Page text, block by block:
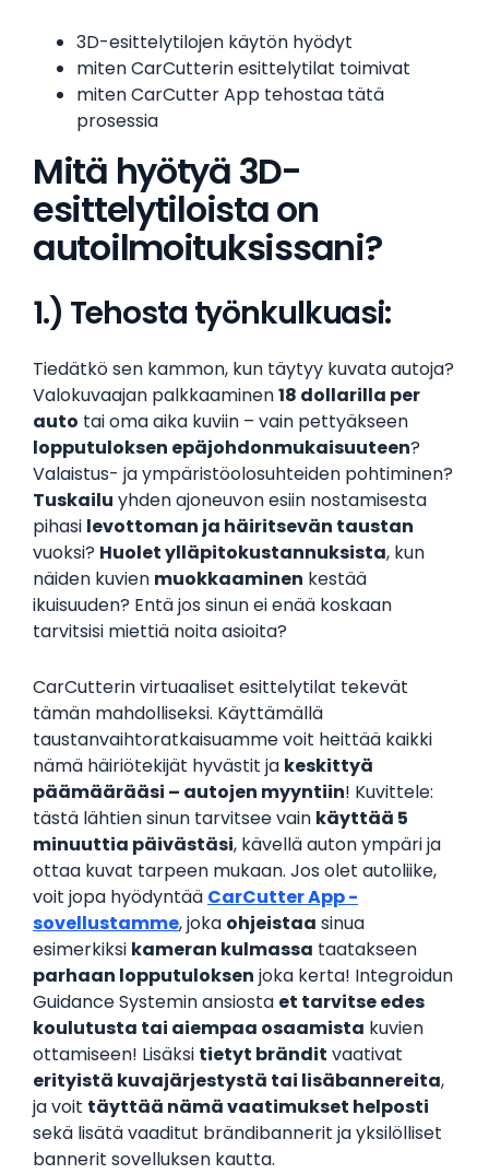
3D-esittelytilojen käytön hyödyt
miten CarCutterin esittelytilat toimivat
miten CarCutter App tehostaa tätä
prosessia
Mitä hyötyä 3D-
esittelytiloista on
autoilmoituksissani?
1.) Tehosta työnkulkuasi: ‍‍
Tiedätkö sen kammon, kun täytyy kuvata autoja?
Valokuvaajan palkkaaminen18 dollarilla per
auto tai oma aika kuviin – vain pettyäkseen
lopputuloksen epäjohdonmukaisuuteen?
Valaistus- ja ympäristöolosuhteiden pohtiminen?
Tuskailu yhden ajoneuvon esiin nostamisesta
pihasi levottoman ja häiritsevän taustan
vuoksi? Huolet ylläpitokustannuksista, kun
näiden kuvien muokkaaminen kestää
ikuisuuden? Entä jos sinun ei enää koskaan
tarvitsisi miettiä noita asioita?
CarCutterin virtuaaliset esittelytilat tekevät
tämän mahdolliseksi. Käyttämällä
taustanvaihtoratkaisuamme voit heittää kaikki
nämä häiriötekijät hyvästit ja keskittyä
päämäärääsi – autojen myyntiin! Kuvittele:
tästä lähtien sinun tarvitsee vain käyttää 5
minuuttia päivästäsi, kävellä auton ympäri ja
ottaa kuvat tarpeen mukaan. Jos olet autoliike,
voit jopa hyödyntää CarCutter App -
sovellustamme, joka ohjeistaa sinua
esimerkiksi kameran kulmassa taatakseen
parhaan lopputuloksen joka kerta! Integroidun
Guidance Systemin ansiosta et tarvitse edes
koulutusta tai aiempaa osaamista kuvien
ottamiseen! Lisäksi tietyt brändit vaativat
erityistä kuvajärjestystä tai lisäbannereita,
ja voit täyttää nämä vaatimukset helposti
sekä lisätä vaaditut brändibannerit ja yksilölliset
bannerit sovelluksen kautta.